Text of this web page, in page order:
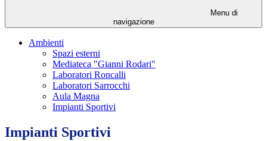
Menu di
navigazione
Ambienti
Spazi esterni
Mediateca "Gianni Rodari"
Laboratori Roncalli
Laboratori Sarrocchi
Aula Magna
Impianti Sportivi
Impianti Sportivi